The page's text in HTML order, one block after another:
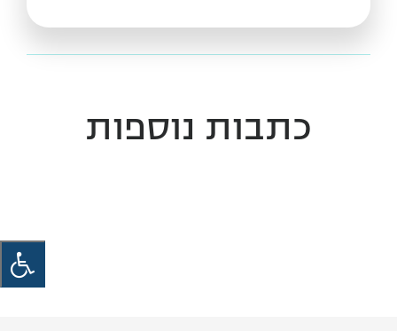
כתבות נוספות